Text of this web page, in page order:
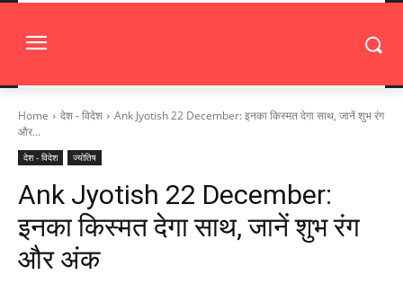
Home देश - विदेश
Ank Jyotish 22 December: इनका किस्मत देगा साथ, जानें शुभ रंग
और...
देश - विदेश ज्योतिष
Ank Jyotish 22 December:
इनका किस्मत देगा साथ, जानें शुभ रंग
और अंक